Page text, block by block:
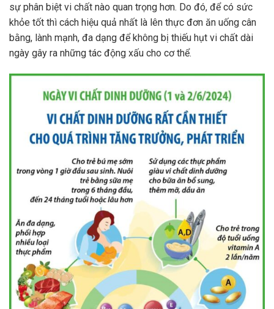
sự phân biệt vi chất nào quan trọng hơn. Do đó, để có sức
khỏe tốt thì cách hiệu quả nhất là lên thực đơn ăn uống cân
bằng, lành mạnh, đa dạng để không bị thiếu hụt vi chất dài
ngày gây ra những tác động xấu cho cơ thể.